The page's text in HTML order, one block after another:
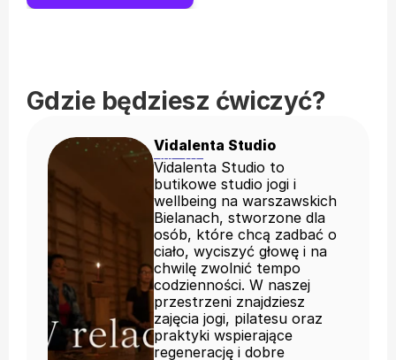
Gdzie będziesz ćwiczyć?
Vidalenta Studio
Vidalenta Studio to
butikowe studio jogi i
wellbeing na warszawskich
Bielanach, stworzone dla
osób, które chcą zadbać o
ciało, wyciszyć głowę i na
chwilę zwolnić tempo
codzienności. W naszej
przestrzeni znajdziesz
zajęcia jogi, pilatesu oraz
praktyki wspierające
regenerację i dobre